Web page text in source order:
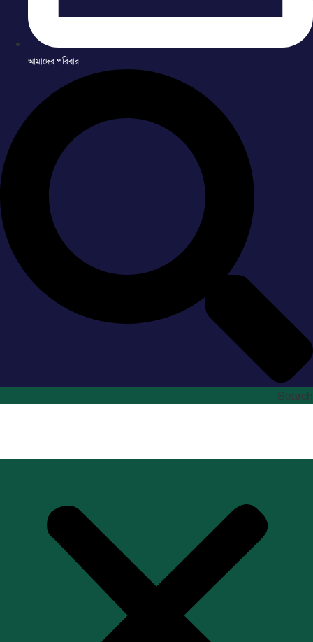
আমাদের পরিবার
Search